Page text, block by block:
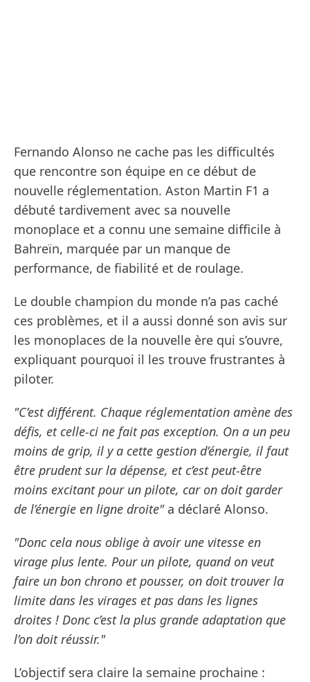
Fernando Alonso ne cache pas les difficultés
que rencontre son équipe en ce début de
nouvelle réglementation. Aston Martin F1 a
débuté tardivement avec sa nouvelle
monoplace et a connu une semaine difficile à
Bahreïn, marquée par un manque de
performance, de fiabilité et de roulage.
Le double champion du monde n’a pas caché
ces problèmes, et il a aussi donné son avis sur
les monoplaces de la nouvelle ère qui s’ouvre,
expliquant pourquoi il les trouve frustrantes à
piloter.
"C’est différent. Chaque réglementation amène des
défis, et celle-ci ne fait pas exception. On a un peu
moins de grip, il y a cette gestion d’énergie, il faut
être prudent sur la dépense, et c’est peut-être
moins excitant pour un pilote, car on doit garder
de l’énergie en ligne droite"a déclaré Alonso.
"Donc cela nous oblige à avoir une vitesse en
virage plus lente. Pour un pilote, quand on veut
faire un bon chrono et pousser, on doit trouver la
limite dans les virages et pas dans les lignes
droites ! Donc c’est la plus grande adaptation que
l’on doit réussir."
L’objectif sera claire la semaine prochaine :